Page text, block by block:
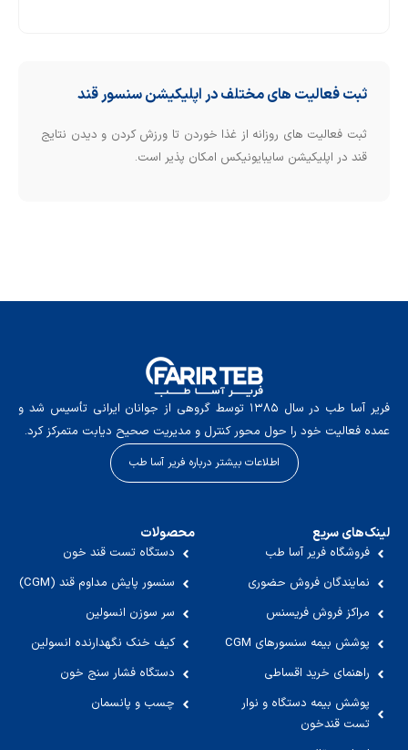
ثبت فعالیت های مختلف در اپلیکیشن سنسور قند
ثبت فعالیت های روزانه از غذا خوردن تا ورزش کردن و دیدن نتایج
قند در اپلیکیشن سایبایونیکس امکان پذیر است.
فریر آسا طب در سال ۱۳۸۵ توسط گروهی از جوانان ایرانی تأسیس شد و
عمده فعالیت خود را حول محور کنترل و مدیریت صحیح دیابت متمرکز کرد.
اطلاعات بیشتر درباره فریر آسا طب
لینک‌های سریع
فروشگاه فریر آسا طب
نمایندگان فروش حضوری
مراکز فروش فریسنس
پوشش بیمه سنسورهای CGM
راهنمای خرید اقساطی
پوشش بیمه دستگاه و نوار
تست قندخون
محصولات
دستگاه تست قند خون
سنسور پایش مداوم قند (CGM)
سر سوزن انسولین
کیف خنک نگهدارنده انسولین
دستگاه فشار سنج خون
چسب و پانسمان